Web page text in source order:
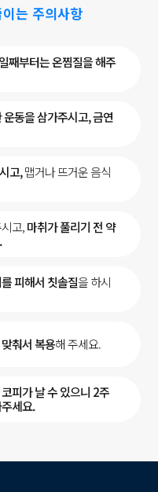
는 주의사항
째부터는 온찜질을 해주
운동을 삼가주시고, 금연
고,맵거나 뜨거운 음식
고,마취가 풀리기 전 약
피해서 칫솔질을 하시
춰서 복용해 주세요.
코피가 날 수 있으니 2주
세요.